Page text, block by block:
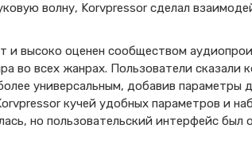
волну, Korvpressor сделал
и высоко оценен сообществом
во всех жанрах. Пользователи сказали
универсальным, добавив параметры
кучей удобных параметров и
но пользовательский интерфейс был